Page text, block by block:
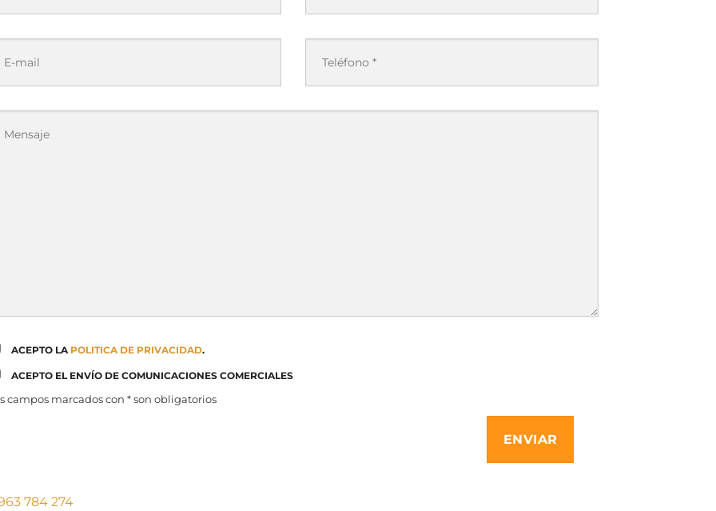
ACEPTO LA POLITICA DE PRIVACIDAD.
ACEPTO EL ENVÍO DE COMUNICACIONES COMERCIALES
campos marcados con * son obligatorios
784 274